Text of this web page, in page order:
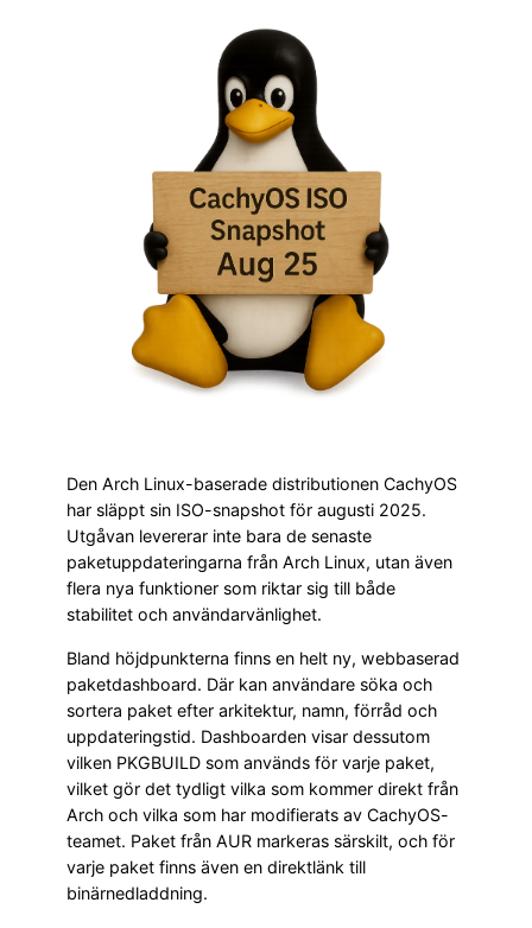
Den Arch Linux-baserade distributionen CachyOS
har släppt sin ISO-snapshot för augusti 2025.
Utgåvan levererar inte bara de senaste
paketuppdateringarna från Arch Linux, utan även
flera nya funktioner som riktar sig till både
stabilitet och användarvänlighet.
Bland höjdpunkterna finns en helt ny, webbaserad
paketdashboard. Där kan användare söka och
sortera paket efter arkitektur, namn, förråd och
uppdateringstid. Dashboarden visar dessutom
vilken PKGBUILD som används för varje paket,
vilket gör det tydligt vilka som kommer direkt från
Arch och vilka som har modifierats av CachyOS-
teamet. Paket från AUR markeras särskilt, och för
varje paket finns även en direktlänk till
binärnedladdning.